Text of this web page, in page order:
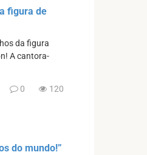
figura de
da figura
A cantora-
0 120
do mundo!”